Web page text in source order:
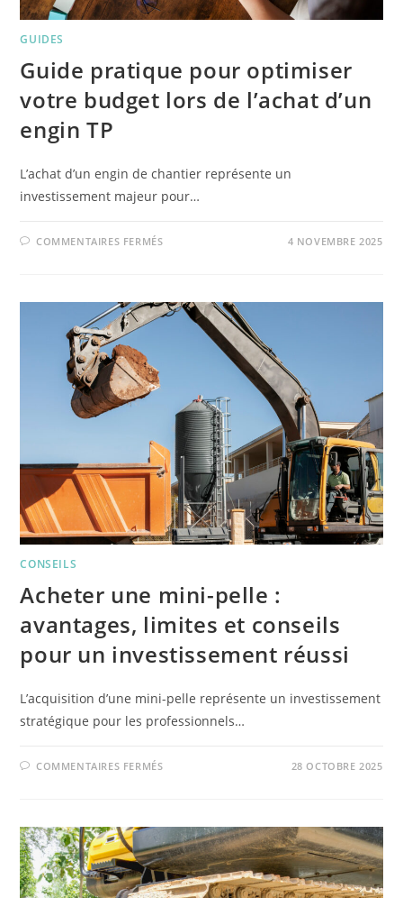
GUIDES
Guide pratique pour optimiser
votre budget lors de l’achat d’un
engin TP
L’achat d’un engin de chantier représente un
investissement majeur pour…
COMMENTAIRES FERMÉS 4 NOVEMBRE 2025
CONSEILS
Acheter une mini-pelle :
avantages, limites et conseils
pour un investissement réussi
L’acquisition d’une mini-pelle représente un investissement
stratégique pour les professionnels…
COMMENTAIRES FERMÉS 28 OCTOBRE 2025